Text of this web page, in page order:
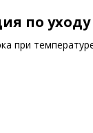
по уходу
при